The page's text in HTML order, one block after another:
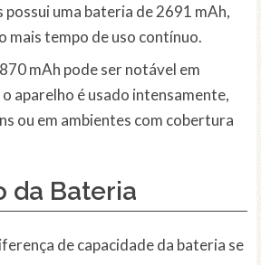
possui uma bateria de 2691 mAh,
mais tempo de uso contínuo.
mAh pode ser notável em
aparelho é usado intensamente,
ou em ambientes com cobertura
da Bateria
de capacidade da bateria se